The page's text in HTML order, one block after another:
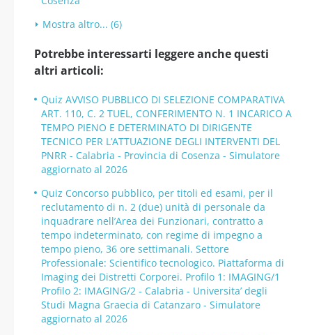
Mostra altro... (6)
Potrebbe interessarti leggere anche questi
altri articoli:
Quiz AVVISO PUBBLICO DI SELEZIONE COMPARATIVA
ART. 110, C. 2 TUEL, CONFERIMENTO N. 1 INCARICO A
TEMPO PIENO E DETERMINATO DI DIRIGENTE
TECNICO PER L’ATTUAZIONE DEGLI INTERVENTI DEL
PNRR - Calabria - Provincia di Cosenza - Simulatore
aggiornato al 2026
Quiz Concorso pubblico, per titoli ed esami, per il
reclutamento di n. 2 (due) unità di personale da
inquadrare nell’Area dei Funzionari, contratto a
tempo indeterminato, con regime di impegno a
tempo pieno, 36 ore settimanali. Settore
Professionale: Scientifico tecnologico. Piattaforma di
Imaging dei Distretti Corporei. Profilo 1: IMAGING/1
Profilo 2: IMAGING/2 - Calabria - Universita’ degli
Studi Magna Graecia di Catanzaro - Simulatore
aggiornato al 2026